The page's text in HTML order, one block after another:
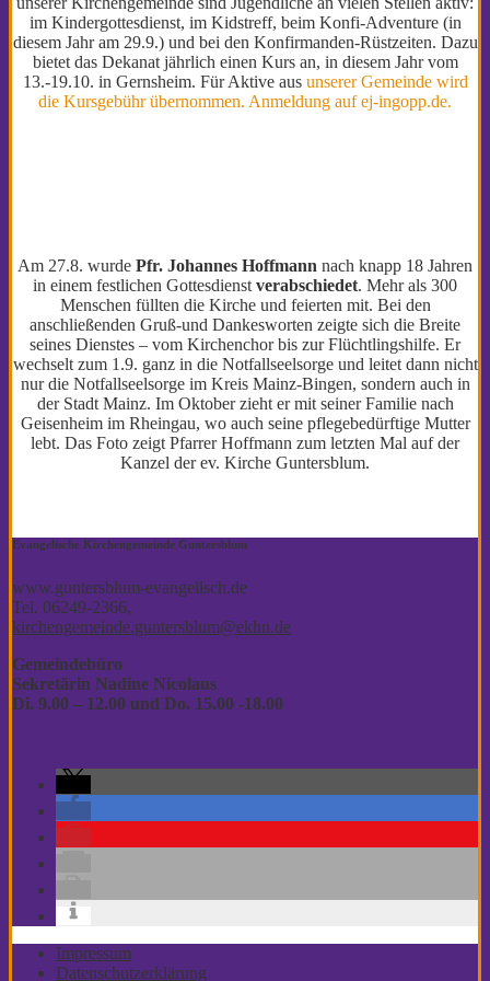
im Kindergottesdienst, im Kidstreff, beim Konfi-Adventure (in
diesem Jahr am 29.9.) und bei den Konfirmanden-Rüstzeiten. Dazu
bietet das Dekanat jährlich einen Kurs an, in diesem Jahr vom
13.-19.10. in Gernsheim. Für Aktive aus unserer Gemeinde wird
die Kursgebühr übernommen. Anmeldung auf ej-ingopp.de.
Am 27.8. wurde Pfr. Johannes Hoffmann nach knapp 18 Jahren
in einem festlichen Gottesdienst verabschiedet. Mehr als 300
Menschen füllten die Kirche und feierten mit. Bei den
anschließenden Gruß-und Dankesworten zeigte sich die Breite
seines Dienstes – vom Kirchenchor bis zur Flüchtlingshilfe. Er
wechselt zum 1.9. ganz in die Notfallseelsorge und leitet dann nicht
nur die Notfallseelsorge im Kreis Mainz-Bingen, sondern auch in
der Stadt Mainz. Im Oktober zieht er mit seiner Familie nach
Geisenheim im Rheingau, wo auch seine pflegebedürftige Mutter
lebt. Das Foto zeigt Pfarrer Hoffmann zum letzten Mal auf der
Kanzel der ev. Kirche Guntersblum.
Evangelische Kirchengemeinde Guntersblum
www.guntersblum-evangelisch.de
Tel. 06249-2366,
kirchengemeinde.guntersblum@ekhn.de
Gemeindebüro
Sekretärin Nadine Nicolaus
Di. 9.00 – 12.00 und Do. 15.00 -18.00
Impressum
Datenschutzerklärung